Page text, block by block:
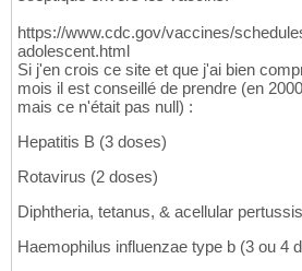
https://www.cdc.gov/vaccines/
adolescent.html
Si j'en crois ce site et que j'ai bien
mois il est conseillé de prendre (en
mais ce n'était pas null) :
Hepatitis B (3 doses)
Rotavirus (2 doses)
Diphtheria, tetanus, & acellular
Haemophilus influenzae type b (3 ou 4